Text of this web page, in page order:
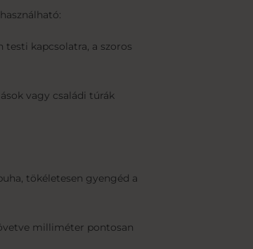
testi kapcsolatra, a szoros
vagy családi túrák
tökéletesen gyengéd a
milliméter pontosan